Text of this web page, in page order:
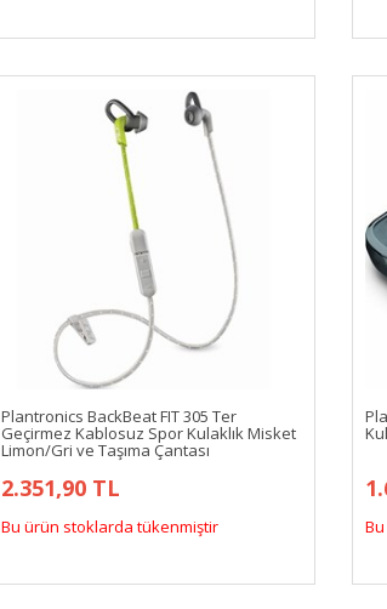
Plantronics BackBeat FIT 305 Ter
Geçirmez Kablosuz Spor Kulaklık Misket
Limon/Gri ve Taşıma Çantası
2.351,90 TL
Bu ürün stoklarda tükenmiştir